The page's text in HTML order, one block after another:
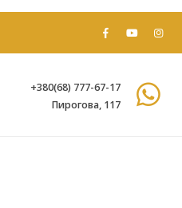
+380(68) 777-67-17
Пирогова, 117